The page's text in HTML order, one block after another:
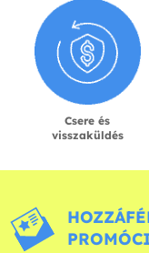
Csere és
visszaküldés